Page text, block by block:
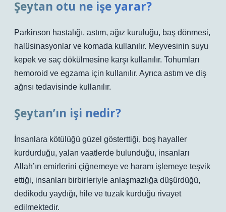
Şeytan otu ne işe yarar?
Parkinson hastalığı, astım, ağız kuruluğu, baş dönmesi,
halüsinasyonlar ve komada kullanılır. Meyvesinin suyu
kepek ve saç dökülmesine karşı kullanılır. Tohumları
hemoroid ve egzama için kullanılır. Ayrıca astım ve diş
ağrısı tedavisinde kullanılır.
Şeytan’ın işi nedir?
İnsanlara kötülüğü güzel gösterttiği, boş hayaller
kurdurduğu, yalan vaatlerde bulunduğu, insanları
Allah’ın emirlerini çiğnemeye ve haram işlemeye teşvik
ettiği, insanları birbirleriyle anlaşmazlığa düşürdüğü,
dedikodu yaydığı, hile ve tuzak kurduğu rivayet
edilmektedir.